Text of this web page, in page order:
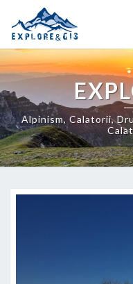
content
Alpinism, Calatorii,